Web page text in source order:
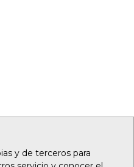
y de terceros para